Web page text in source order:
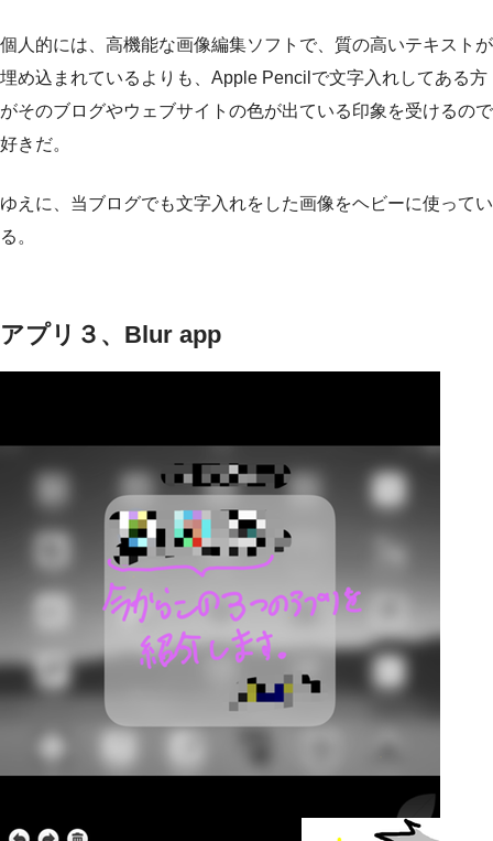
個人的には、高機能な画像編集ソフトで、質の高いテキストが
埋め込まれているよりも、Apple Pencilで文字入れしてある方
がそのブログやウェブサイトの色が出ている印象を受けるので
好きだ。
ゆえに、当ブログでも文字入れをした画像をヘビーに使ってい
る。
アプリ３、Blur app